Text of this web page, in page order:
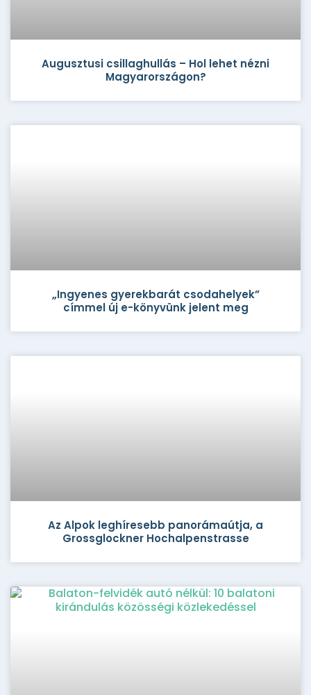
Augusztusi csillaghullás – Hol lehet nézni
Magyarországon?
„Ingyenes gyerekbarát csodahelyek”
címmel új e-könyvünk jelent meg
Az Alpok leghíresebb panorámaútja, a
Grossglockner Hochalpenstrasse